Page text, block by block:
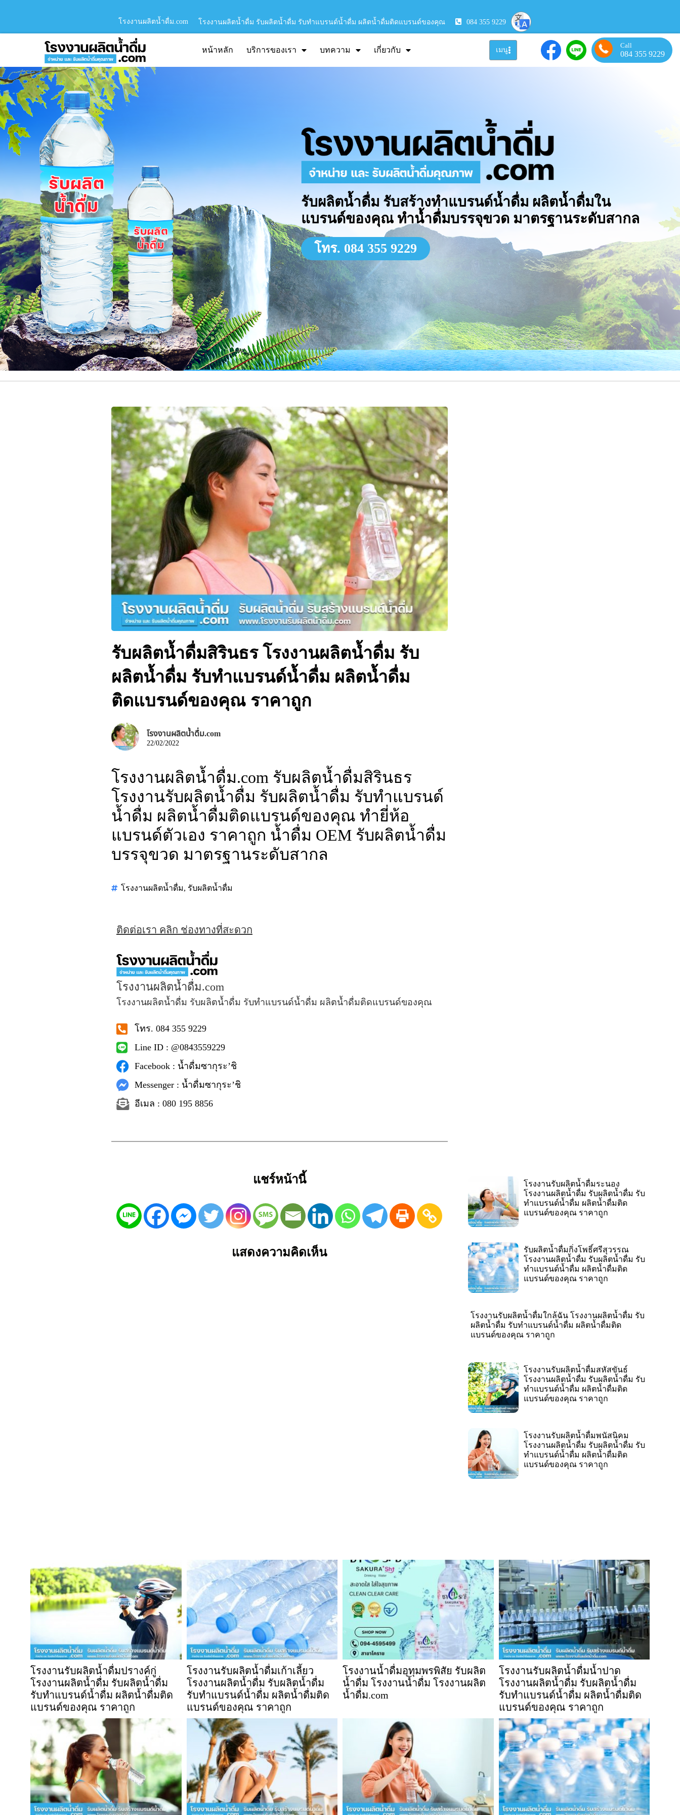
โรงงานผลิตน้ำดื่ม.com โรงงานผลิตน้ำดื่ม รับผลิตน้ำดื่ม รับทำแบรนด์น้ำดื่ม ผลิตน้ำดื่มติดแบรนด์ของคุณ 084 355 9229
หน้าหลัก บริการของเรา บทความ เกี่ยวกับ เมนู
Call
084 355 9229
รับผลิตน้ำดื่ม รับสร้างทำแบรนด์น้ำดื่ม ผลิตน้ำดื่มใน
แบรนด์ของคุณ ทำน้ำดื่มบรรจุขวด มาตรฐานระดับสากล
โทร. 084 355 9229
รับผลิตน้ำดื่มสิรินธร โรงงานผลิตน้ำดื่ม รับ
ผลิตน้ำดื่ม รับทำแบรนด์น้ำดื่ม ผลิตน้ำดื่ม
ติดแบรนด์ของคุณ ราคาถูก
โรงงานผลิตน้ำดื่ม.com
22/02/2022
โรงงานผลิตน้ำดื่ม.com รับผลิตน้ำดื่มสิรินธร
โรงงานรับผลิตน้ำดื่ม รับผลิตน้ำดื่ม รับทำแบรนด์
น้ำดื่ม ผลิตน้ำดื่มติดแบรนด์ของคุณ ทำยี่ห้อ
แบรนด์ตัวเอง ราคาถูก น้ำดื่ม OEM รับผลิตน้ำดื่ม
บรรจุขวด มาตรฐานระดับสากล
โรงงานผลิตน้ำดื่ม, รับผลิตน้ำดื่ม
ติดต่อเรา คลิก ช่องทางที่สะดวก
โรงงานผลิตน้ำดื่ม.com
โรงงานผลิตน้ำดื่ม รับผลิตน้ำดื่ม รับทำแบรนด์น้ำดื่ม ผลิตน้ำดื่มติดแบรนด์ของคุณ
โทร. 084 355 9229
Line ID : @0843559229
Facebook : น้ำดื่มซากุระ’ชิ
Messenger : น้ำดื่มซากุระ’ชิ
อีเมล : 080 195 8856
แชร์หน้านี้
แสดงความคิดเห็น
โรงงานรับผลิตน้ำดื่มระนอง
โรงงานผลิตน้ำดื่ม รับผลิตน้ำดื่ม รับ
ทำแบรนด์น้ำดื่ม ผลิตน้ำดื่มติด
แบรนด์ของคุณ ราคาถูก
รับผลิตน้ำดื่มกิ่งโพธิ์ศรีสุวรรณ
โรงงานผลิตน้ำดื่ม รับผลิตน้ำดื่ม รับ
ทำแบรนด์น้ำดื่ม ผลิตน้ำดื่มติด
แบรนด์ของคุณ ราคาถูก
โรงงานรับผลิตน้ำดื่มใกล้ฉัน โรงงานผลิตน้ำดื่ม รับ
ผลิตน้ำดื่ม รับทำแบรนด์น้ำดื่ม ผลิตน้ำดื่มติด
แบรนด์ของคุณ ราคาถูก
โรงงานรับผลิตน้ำดื่มสหัสขันธ์
โรงงานผลิตน้ำดื่ม รับผลิตน้ำดื่ม รับ
ทำแบรนด์น้ำดื่ม ผลิตน้ำดื่มติด
แบรนด์ของคุณ ราคาถูก
โรงงานรับผลิตน้ำดื่มพนัสนิคม
โรงงานผลิตน้ำดื่ม รับผลิตน้ำดื่ม รับ
ทำแบรนด์น้ำดื่ม ผลิตน้ำดื่มติด
แบรนด์ของคุณ ราคาถูก
โรงงานรับผลิตน้ำดื่มปรางค์กู่
โรงงานผลิตน้ำดื่ม รับผลิตน้ำดื่ม
รับทำแบรนด์น้ำดื่ม ผลิตน้ำดื่มติด
แบรนด์ของคุณ ราคาถูก
โรงงานรับผลิตน้ำดื่มเก้าเลี้ยว
โรงงานผลิตน้ำดื่ม รับผลิตน้ำดื่ม
รับทำแบรนด์น้ำดื่ม ผลิตน้ำดื่มติด
แบรนด์ของคุณ ราคาถูก
โรงงานน้ำดื่มอุทุมพรพิสัย รับผลิต
น้ำดื่ม โรงงานน้ำดื่ม โรงงานผลิต
น้ำดื่ม.com
โรงงานรับผลิตน้ำดื่มน้ำปาด
โรงงานผลิตน้ำดื่ม รับผลิตน้ำดื่ม
รับทำแบรนด์น้ำดื่ม ผลิตน้ำดื่มติด
แบรนด์ของคุณ ราคาถูก